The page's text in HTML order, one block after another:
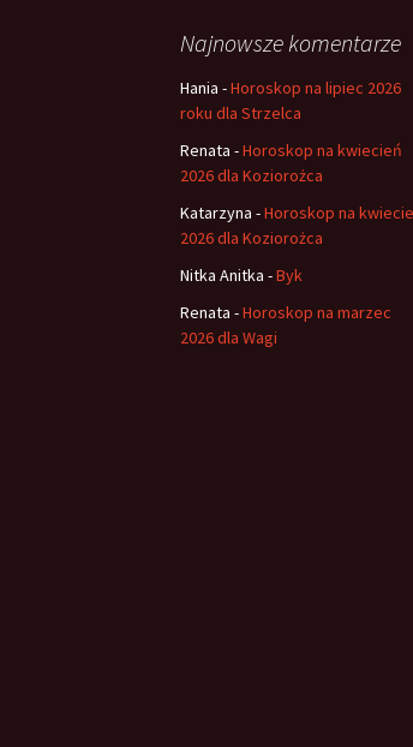
Najnowsze komentarze
Hania -Horoskop na lipiec 2026
roku dla Strzelca
Renata -Horoskop na kwiecień
2026 dla Koziorożca
Katarzyna -Horoskop na
2026 dla Koziorożca
Nitka Anitka -Byk
Renata -Horoskop na marzec
2026 dla Wagi